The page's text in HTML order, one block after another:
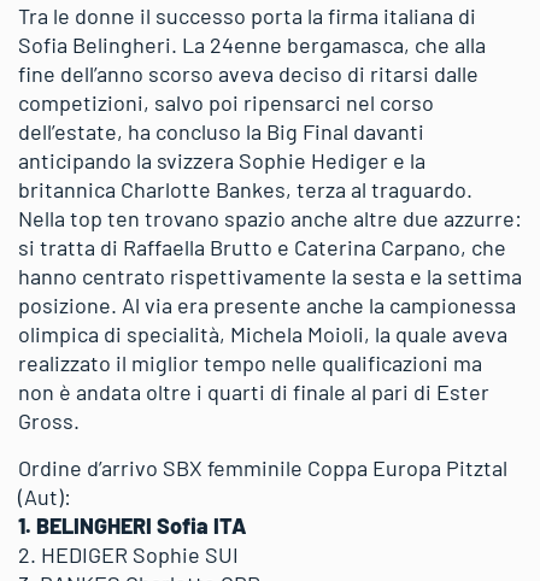
Tra le donne il successo porta la firma italiana di
Sofia Belingheri. La 24enne bergamasca, che alla
fine dell’anno scorso aveva deciso di ritarsi dalle
competizioni, salvo poi ripensarci nel corso
dell’estate, ha concluso la Big Final davanti
anticipando la svizzera Sophie Hediger e la
britannica Charlotte Bankes, terza al traguardo.
Nella top ten trovano spazio anche altre due azzurre:
si tratta di Raffaella Brutto e Caterina Carpano, che
hanno centrato rispettivamente la sesta e la settima
posizione. Al via era presente anche la campionessa
olimpica di specialità, Michela Moioli, la quale aveva
realizzato il miglior tempo nelle qualificazioni ma
non è andata oltre i quarti di finale al pari di Ester
Gross.
Ordine d’arrivo SBX femminile Coppa Europa Pitztal
(Aut):
1. BELINGHERI Sofia ITA
2. HEDIGER Sophie SUI